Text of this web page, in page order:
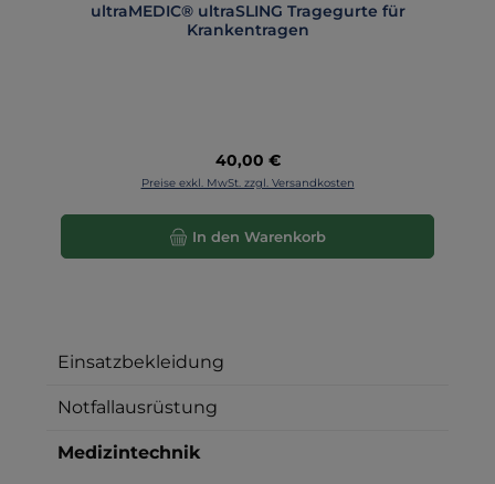
ultraMEDIC® ultraSLING Tragegurte für
Krankentragen
Regulärer Preis:
40,00 €
Preise exkl. MwSt. zzgl. Versandkosten
In den Warenkorb
Einsatzbekleidung
Notfallausrüstung
Medizintechnik